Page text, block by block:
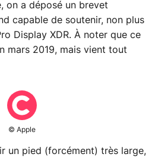
on a déposé un brevet
capable de soutenir, non plus
Display XDR. À noter que ce
mars 2019, mais vient tout
© Apple
un pied (forcément) très large,